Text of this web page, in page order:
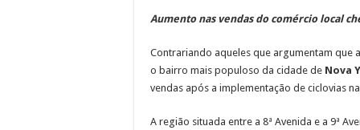
Aumento nas vendas do comércio local
Contrariando aqueles que argumentam que
o bairro mais populoso da cidade de Nova
vendas após a implementação de ciclovias
A região situada entre a 8ª Avenida e a 9ª